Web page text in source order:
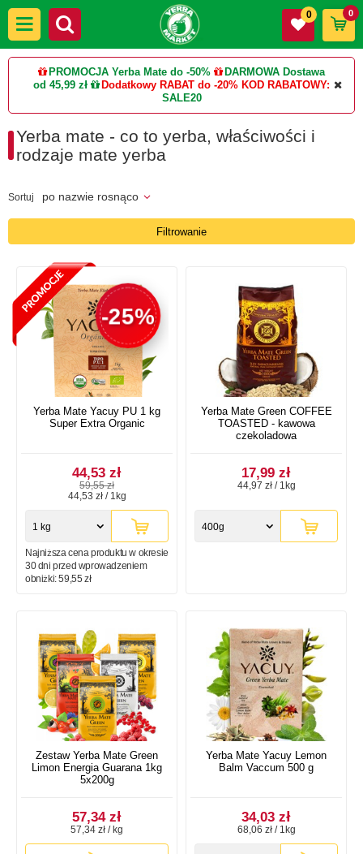
PROMOCJA Yerba Mate do -50%
DARMOWA Dostawa
od 45,99 zł
Dodatkowy RABAT do -20% KOD RABATOWY:
SALE20
0 0
Yerba mate - co to yerba, właściwości i
rodzaje mate yerba
Sortuj po nazwie rosnąco
Filtrowanie
-25%
Yerba Mate Yacuy PU 1 kg
Super Extra Organic
44,53 zł
59,55 zł
44,53 zł / 1kg
1 kg
Najniższa cena produktu w okresie
30 dni przed wprowadzeniem
obniżki:59,55 zł
Yerba Mate Green COFFEE
TOASTED - kawowa
czekoladowa
17,99 zł
44,97 zł / 1kg
400g
Zestaw Yerba Mate Green
Limon Energia Guarana 1kg
5x200g
57,34 zł
57,34 zł / kg
Yerba Mate Yacuy Lemon
Balm Vaccum 500 g
34,03 zł
68,06 zł / 1kg